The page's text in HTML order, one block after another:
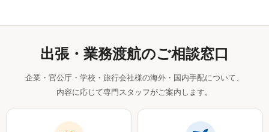
出張・業務渡航のご相談窓口
企業・官公庁・学校・旅行会社様の海外・国内手配について、
内容に応じて専門スタッフがご案内します。